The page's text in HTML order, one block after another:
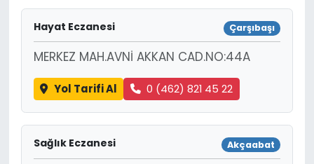
Hayat Eczanesi Çarşıbaşı
MERKEZ MAH.AVNİ AKKAN CAD.NO:44A
Yol Tarifi Al 0 (462) 821 45 22
Sağlık Eczanesi Akçaabat